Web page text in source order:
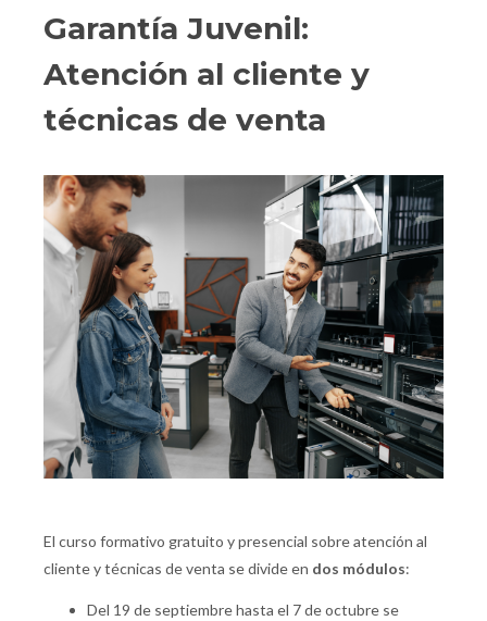
Garantía Juvenil:
Atención al cliente y
técnicas de venta
El curso formativo gratuito y presencial sobre atención al
cliente y técnicas de venta se divide en dos módulos:
Del 19 de septiembre hasta el 7 de octubre se